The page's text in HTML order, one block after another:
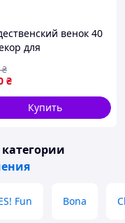
венок 40
для
и создания
праздника
₴
₴
Купить
категории
Fun Bona